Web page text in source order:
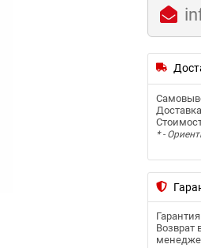
* -
Возврат